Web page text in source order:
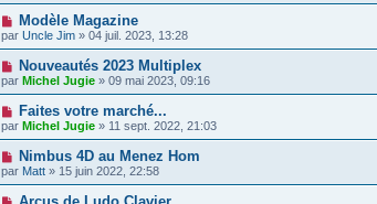
Modèle Magazine
par Uncle Jim » 04 juil. 2023, 13:28
Nouveautés 2023 Multiplex
par Michel Jugie » 09 mai 2023, 09:16
Faites votre marché...
par Michel Jugie » 11 sept. 2022, 21:03
Nimbus 4D au Menez Hom
par Matt » 15 juin 2022, 22:58